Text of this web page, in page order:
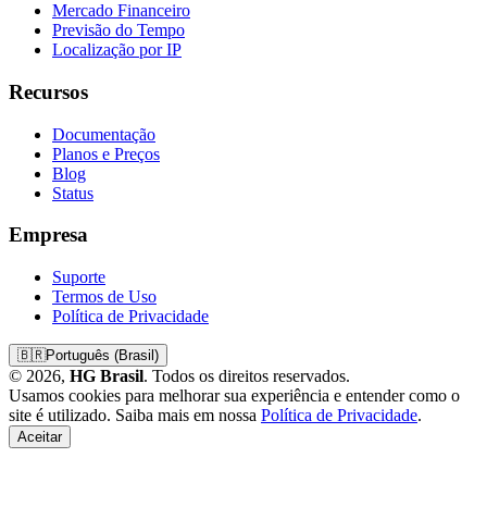
Mercado Financeiro
Previsão do Tempo
Localização por IP
Recursos
Documentação
Planos e Preços
Blog
Status
Empresa
Suporte
Termos de Uso
Política de Privacidade
🇧🇷Português (Brasil)
© 2026, HG Brasil. Todos os direitos reservados.
Usamos cookies para melhorar sua experiência e entender como o
site é utilizado. Saiba mais em nossa Política de Privacidade.
Aceitar